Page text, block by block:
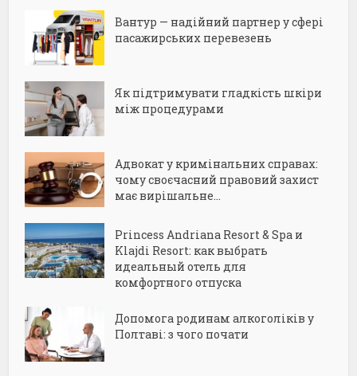
Вантур — надійний партнер у сфері
пасажирських перевезень
Як підтримувати гладкість шкіри
між процедурами
Адвокат у кримінальних справах:
чому своєчасний правовий захист
має вирішальне...
Princess Andriana Resort & Spa и
Klajdi Resort: как выбрать
идеальный отель для
комфортного отпуска
Допомога родинам алкоголіків у
Полтаві: з чого почати